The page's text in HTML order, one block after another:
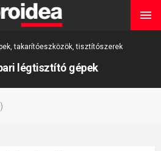
takarítóeszközök, tisztítószerek
légtisztító gépek